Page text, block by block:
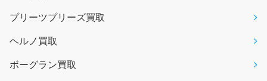
プリーツプリーズ買取
ヘルノ買取
ボーグラン買取